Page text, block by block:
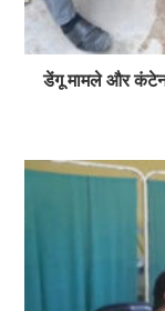
डेंगू मामले और